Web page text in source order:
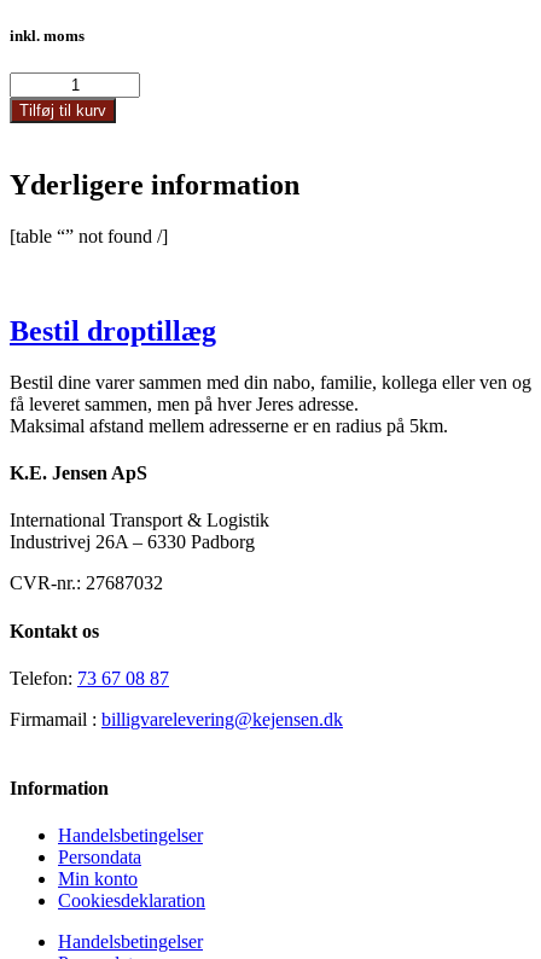
inkl. moms
antal
Tilføj til kurv
Yderligere information
[table “” not found /]
Bestil droptillæg
Bestil dine varer sammen med din nabo, familie, kollega eller ven og
få leveret sammen, men på hver Jeres adresse.
Maksimal afstand mellem adresserne er en radius på 5km.
K.E. Jensen ApS
International Transport & Logistik
Industrivej 26A – 6330 Padborg
CVR-nr.: 27687032
Kontakt os
Telefon: 73 67 08 87
Firmamail : billigvarelevering@kejensen.dk
Information
Handelsbetingelser
Persondata
Min konto
Cookiesdeklaration
Handelsbetingelser